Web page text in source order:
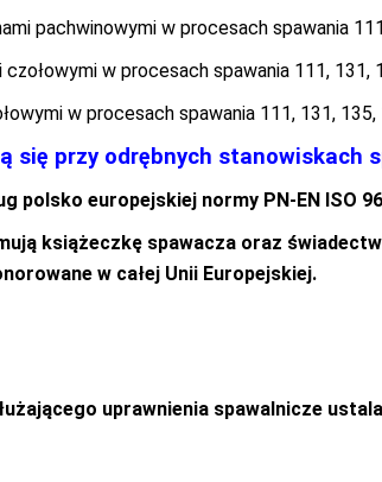
pachwinowymi w procesach spawania
w procesach spawania 111, 131,
w procesach spawania 111, 131, 135,
się przy odrębnych stanowiskach
polsko europejskiej normy PN-EN ISO
książeczkę spawacza oraz
w całej Unii Europejskiej.
uprawnienia spawalnicze